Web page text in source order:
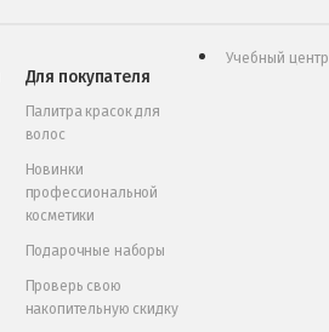
Для покупателя
Палитра красок для
волос
Новинки
профессиональной
косметики
Подарочные наборы
Проверь свою
накопительную скидку
Учебный центр